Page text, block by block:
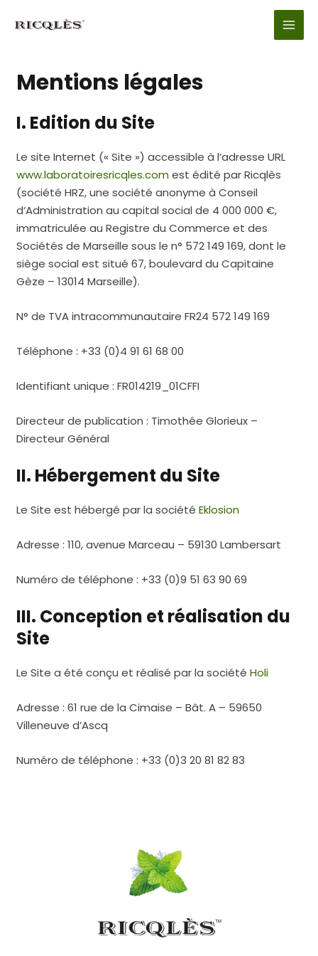
Mentions légales
I. Edition du Site
Le site Internet (« Site ») accessible à l’adresse URL
www.laboratoiresricqles.comest édité par Ricqlès
(société HRZ, une société anonyme à Conseil
d‘Administration au capital social de 4 000 000 €,
immatriculée au Registre du Commerce et des
Sociétés de Marseille sous le n° 572 149 169, dont le
siège social est situé 67, boulevard du Capitaine
Gèze – 13014 Marseille).
N° de TVA intracommunautaire FR24 572 149 169
Téléphone : +33 (0)4 91 61 68 00
Identifiant unique : FR014219_01CFFI
Directeur de publication : Timothée Glorieux –
Directeur Général
II. Hébergement du Site
Le Site est hébergé par la sociétéEklosion
Adresse : 110, avenue Marceau – 59130 Lambersart
Numéro de téléphone : +33 (0)9 51 63 90 69
III. Conception et réalisation du
Site
Le Site a été conçu et réalisé par la sociétéHoli
Adresse : 61 rue de la Cimaise – Bât. A – 59650
Villeneuve d’Ascq
Numéro de téléphone : +33 (0)3 20 81 82 83